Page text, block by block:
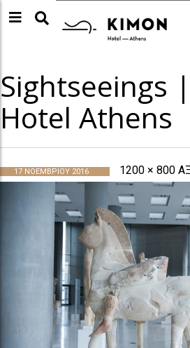
Sightseeings
Hotel Athens
17 ΝΟΕΜΒΡΊΟΥ 2016 1200 × 800